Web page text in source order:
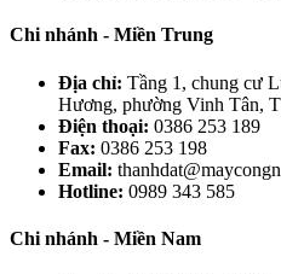
Chi nhánh - Miền Trung
Địa chỉ: Tầng 1, chung cư
Hương, phường Vinh Tân,
Điện thoại: 0386 253 189
Fax: 0386 253 198
Email:
Hotline: 0989 343 585
Chi nhánh - Miền Nam